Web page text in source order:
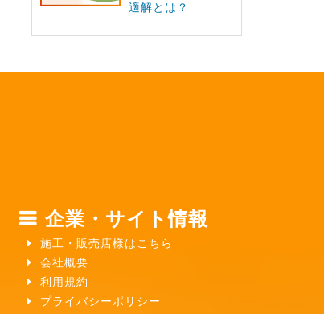
適解とは？
企業・サイト情報
施工・販売店様はこちら
会社概要
利用規約
プライバシーポリシー